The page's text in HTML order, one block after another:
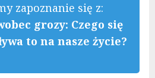
zapoznanie się z:
grozy: Czego się
to na nasze życie?